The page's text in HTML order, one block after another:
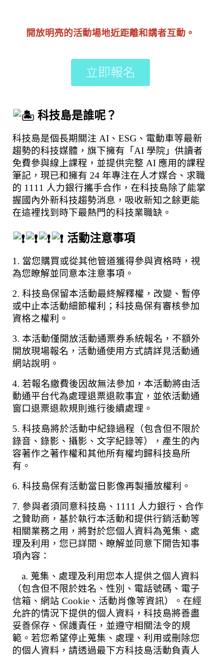
開放明亮的活動場地近距離和講者互動。
立即報名
科技島是誰呢？
科技島是個長期關注 AI、ESG、電動車等最新
趨勢的科技媒體，旗下擁有「AI 學院」供讀者
免費參與線上課程，並提供完整 AI 應用的課程
筆記，現已和擁有 24 年專注在人才媒合、求職
的 1111 人力銀行攜手合作，在科技島除了能掌
握國內外新科技趨勢消息，吸收新知之餘更能
在這裡找到時下最熱門的科技業職缺。
活動注意事項
1. 當您購買或從其他管道獲得參與資格時，視
為您瞭解並同意本注意事項。
2. 科技島保留本活動最終解釋權，改變、暫停
或中止本活動細節權利；科技島保有審核參加
資格之權利。
3. 本活動僅開放活動通票券系統報名，不額外
開放現場報名，活動通使用方式請詳見活動通
網站說明。
4. 若報名繳費後因故無法參加，本活動將由活
動通平台代為處理退票退款事宜，並依活動通
窗口退票退款規則進行後續處理。
5. 科技島將於活動中紀錄過程（包含但不限於
錄音、錄影、攝影、文字紀錄等），產生的內
容著作之著作權和其他所有權均歸科技島所
有。
6. 科技島保有活動當日影像再製播放權利。
7. 參與者須同意科技島、1111 人力銀行、合作
之贊助商，基於執行本活動和提供行銷活動等
相關業務之用，將對於您個人資料為蒐集、處
理及利用，您已詳閱、瞭解並同意下開告知事
項內容：
a. 蒐集、處理及利用您本人提供之個人資料
（包含但不限於姓名、性別、電話號碼、電子
信箱、網站 Cookie、活動肖像等資訊）。在經
允許的情況下提供的個人資料，科技島將善盡
妥善保存、保護責任，並遵守相關法令的規
範。若您希望停止蒐集、處理、利用或刪除您
的個人資料，請透過最下方科技島活動負責人